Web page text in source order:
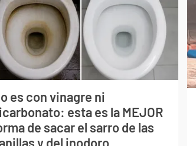
es con vinagre ni
esta es la MEJOR
de sacar el sarro de las
y del inodoro